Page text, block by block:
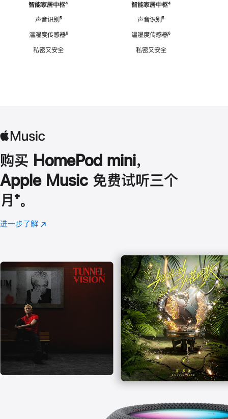
智能家居中枢脚
⁴
声音识别脚
⁵
温湿度传感器脚
⁶
私密又安全
智能家居中枢脚
⁴
声音识别脚
⁵
温湿度传感器脚
⁶
私密又安全
购买 HomePod mini，
Apple Music 免费试听三个
月 脚
注
⁺。
进一步了解 Apple
(在
口
中
打
开)